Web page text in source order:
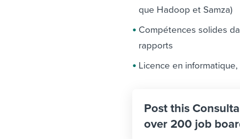
que Hadoop et Samza)
Compétences solides
rapports
Licence en
Post this
over 200 job